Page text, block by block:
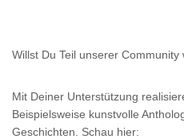
Willst Du Teil unserer Community
Mit Deiner Unterstützung
Beispielsweise kunstvolle
Geschichten. Schau hier: